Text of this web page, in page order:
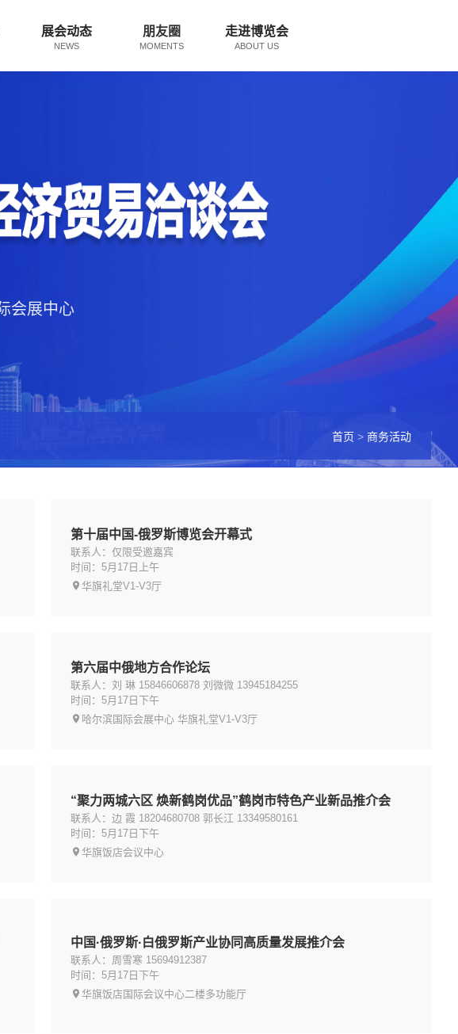
展会动态
NEWS
朋友圈
MOMENTS
走进博览会
ABOUT US
会展中心
首页 > 商务活动
第十届中国-俄罗斯博览会开幕式
联系人：仅限受邀嘉宾
时间：5月17日上午
华旗礼堂V1-V3厅
第六届中俄地方合作论坛
联系人：刘 琳 15846606878 刘微微 13945184255
时间：5月17日下午
哈尔滨国际会展中心 华旗礼堂V1-V3厅
“聚力两城六区 焕新鹤岗优品”鹤岗市特色产业新品推介会
联系人：边 霞 18204680708 郭长江 13349580161
时间：5月17日下午
华旗饭店会议中心
中国·俄罗斯·白俄罗斯产业协同高质量发展推介会
联系人：周雪寒 15694912387
时间：5月17日下午
华旗饭店国际会议中心二楼多功能厅